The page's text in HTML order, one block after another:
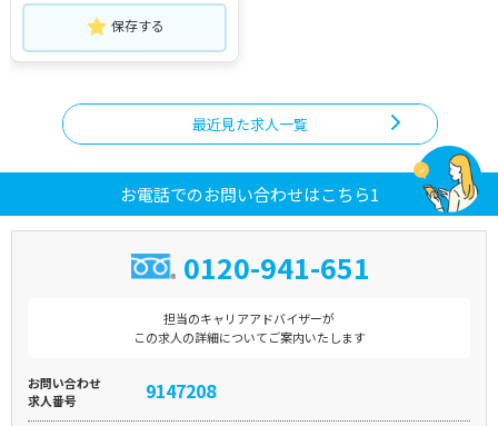
保存する
最近見た求人一覧
お電話でのお問い合わせはこちら1
0120-941-651
担当のキャリアアドバイザーが
この求人の詳細についてご案内いたします
お問い合わせ
求人番号
9147208